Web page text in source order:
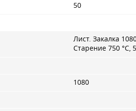
50
Лист. Закалка
Старение 750 °C,
1080